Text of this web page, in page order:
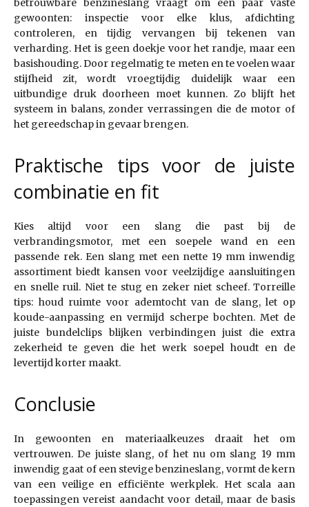
betrouwbare benzineslang vraagt om een paar vaste
gewoonten: inspectie voor elke klus, afdichting
controleren, en tijdig vervangen bij tekenen van
verharding. Het is geen doekje voor het randje, maar een
basishouding. Door regelmatig te meten en te voelen waar
stijfheid zit, wordt vroegtijdig duidelijk waar een
uitbundige druk doorheen moet kunnen. Zo blijft het
systeem in balans, zonder verrassingen die de motor of
het gereedschap in gevaar brengen.
Praktische tips voor de juiste
combinatie en fit
Kies altijd voor een slang die past bij de
verbrandingsmotor, met een soepele wand en een
passende rek. Een slang met een nette 19 mm inwendig
assortiment biedt kansen voor veelzijdige aansluitingen
en snelle ruil. Niet te stug en zeker niet scheef. Torreille
tips: houd ruimte voor ademtocht van de slang, let op
koude-aanpassing en vermijd scherpe bochten. Met de
juiste bundelclips blijken verbindingen juist die extra
zekerheid te geven die het werk soepel houdt en de
levertijd korter maakt.
Conclusie
In gewoonten en materiaalkeuzes draait het om
vertrouwen. De juiste slang, of het nu om slang 19 mm
inwendig gaat of een stevige benzineslang, vormt de kern
van een veilige en efficiënte werkplek. Het scala aan
toepassingen vereist aandacht voor detail, maar de basis